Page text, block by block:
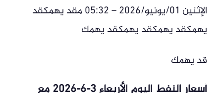
الإثنين 01/يونيو/2026 – 05:32 مقد يهمكقد
يهمكقد يهمكقد يهمكقد يهمك
قد يهمك
أسعار النفط اليوم الأربعاء 3-6-2026 مع